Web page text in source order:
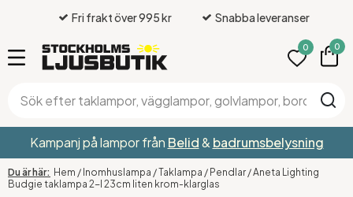
Fri frakt över 995 kr Snabba leveranser
0 0
Kampanj på lampor från Belid& badrumsbelysning
Hem / Inomhuslampa /Taklampa / Pendlar /Aneta Lighting
Budgie taklampa 2-l 23cm liten krom-klarglas